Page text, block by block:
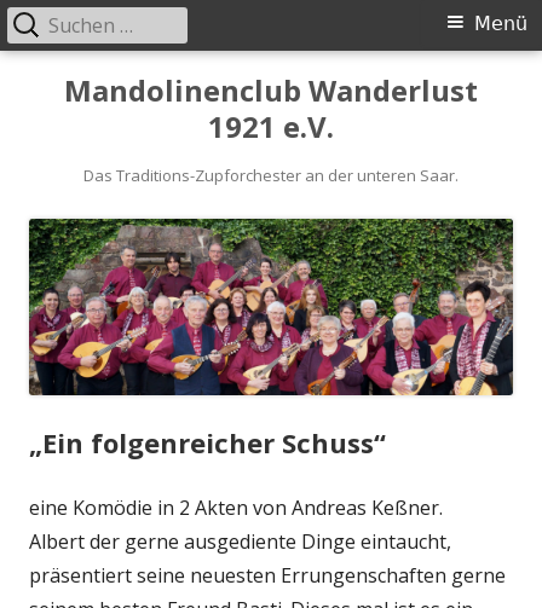
Mandolinenclub Wanderlust
1921 e.V.
Das Traditions-Zupforchester an der unteren Saar.
Primäres
Menü
Menü
Suchen
nach:
„Ein folgenreicher Schuss“
eine Komödie in 2 Akten von Andreas Keßner.
Albert der gerne ausgediente Dinge eintaucht,
präsentiert seine neuesten Errungenschaften gerne